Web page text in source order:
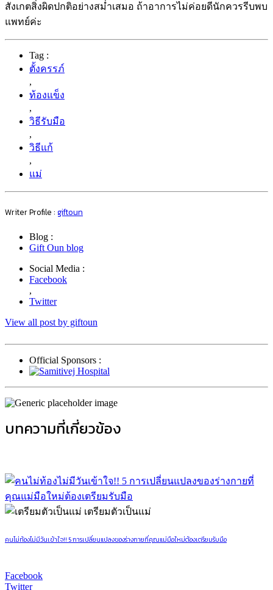
สังเกตสิ่งผิดปกติอย่างสม่ำเสมอ ถ้าอาการไม่ค่อยดีนักควรรีบพบ
แพทย์ค่ะ
Tag :
ตั้งครรภ์
,
ท้องแข็ง
,
วิธีรับมือ
,
วิธีแก้
,
แม่
Writer Profile : giftoun
Blog :
Gift Oun blog
Social Media :
Facebook
,
Twitter
View all post by giftoun
Official Sponsors :
บทความที่เกี่ยวข้อง
เตรียมตัวเป็นแม่
คนไม่ท้องไม่มีวันเข้าใจ!! 5 การเปลี่ยนแปลงของร่างกายที่คุณแม่มือใหม่ต้องเตรียมรับมือ
Facebook
Twitter